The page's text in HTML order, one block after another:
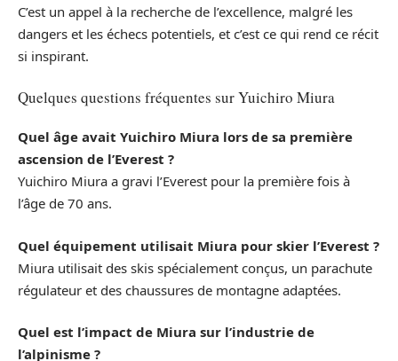
C’est un appel à la recherche de l’excellence, malgré les
dangers et les échecs potentiels, et c’est ce qui rend ce récit
si inspirant.
Quelques questions fréquentes sur Yuichiro Miura
Quel âge avait Yuichiro Miura lors de sa première
ascension de l’Everest ?
Yuichiro Miura a gravi l’Everest pour la première fois à
l’âge de 70 ans.
Quel équipement utilisait Miura pour skier l’Everest ?
Miura utilisait des skis spécialement conçus, un parachute
régulateur et des chaussures de montagne adaptées.
Quel est l’impact de Miura sur l’industrie de
l’alpinisme ?